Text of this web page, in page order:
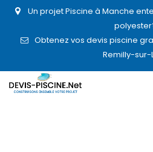
Un projet Piscine à Manche
Obtenez vos devis piscine
Remilly-sur-